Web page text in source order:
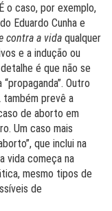
o caso, por exemplo,
Eduardo Cunha e
contra a vida qualquer
e a indução ou
é que não se
Outro
prevê a
de aborto em
Um caso mais
que inclui na
vida começa na
mesmo tipos de
de